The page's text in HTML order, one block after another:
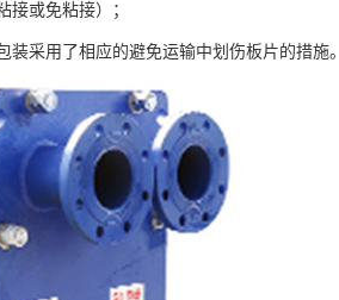
接或免粘接）；
采用了相应的避免运输中划伤板片的措施。